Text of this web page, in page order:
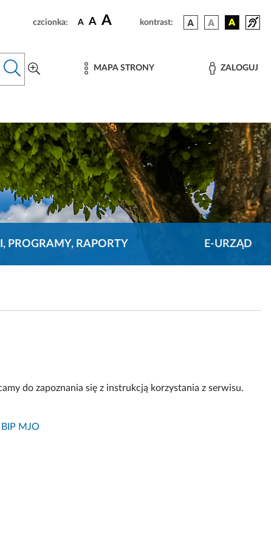
czcionka: A A A kontrast:
MAPA STRONY ZALOGUJ
PROGRAMY, RAPORTY E-URZĄD
do zapoznania się z instrukcją korzystania z serwisu.
MJO